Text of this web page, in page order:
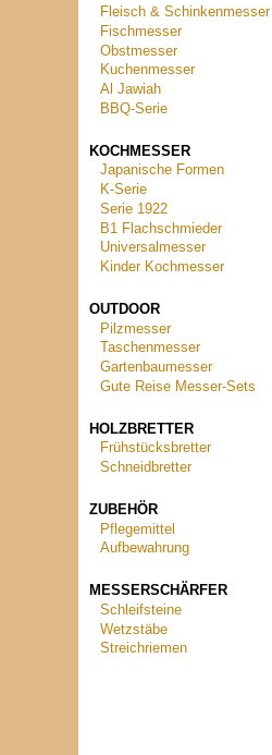
Fleisch & Schinkenmesser
Fischmesser
Obstmesser
Kuchenmesser
Al Jawiah
BBQ-Serie
KOCHMESSER
Japanische Formen
K-Serie
Serie 1922
B1 Flachschmieder
Universalmesser
Kinder Kochmesser
OUTDOOR
Pilzmesser
Taschenmesser
Gartenbaumesser
Gute Reise Messer-Sets
HOLZBRETTER
Frühstücksbretter
Schneidbretter
ZUBEHÖR
Pflegemittel
Aufbewahrung
MESSERSCHÄRFER
Schleifsteine
Wetzstäbe
Streichriemen